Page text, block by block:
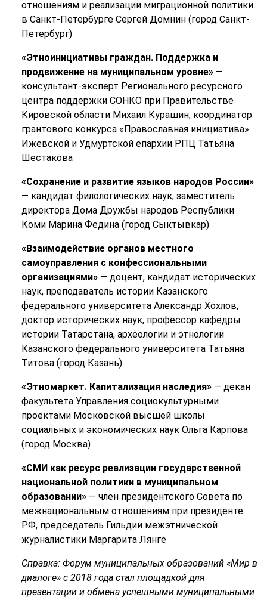
отношениям и реализации миграционной политики
в Санкт-Петербурге Сергей Домнин (город Санкт-
Петербург)
«Этноинициативы граждан. Поддержка и
продвижение на муниципальном уровне»—
консультант-эксперт Регионального ресурсного
центра поддержки СОНКО при Правительстве
Кировской области Михаил Курашин, координатор
грантового конкурса «Православная инициатива»
Ижевской и Удмуртской епархии РПЦ Татьяна
Шестакова
«Сохранение и развитие языков народов России»
— кандидат филологических наук, заместитель
директора Дома Дружбы народов Республики
Коми Марина Федина (город Сыктывкар)
«Взаимодействие органов местного
самоуправления с конфессиональными
организациями»— доцент, кандидат исторических
наук, преподаватель истории Казанского
федерального университета Александр Хохлов,
доктор исторических наук, профессор кафедры
истории Татарстана, археологии и этнологии
Казанского федерального университета Татьяна
Титова (город Казань)
«Этномаркет. Капитализация наследия»— декан
факультета Управления социокультурными
проектами Московской высшей школы
социальных и экономических наук Ольга Карпова
(город Москва)
«СМИ как ресурс реализации государственной
национальной политики в муниципальном
образовании»— член президентского Совета по
межнациональным отношениям при президенте
РФ, председатель Гильдии межэтнической
журналистики Маргарита Лянге
Справка: Форум муниципальных образований «Мир в
диалоге» с 2018 года стал площадкой для
презентации и обмена успешными муниципальными